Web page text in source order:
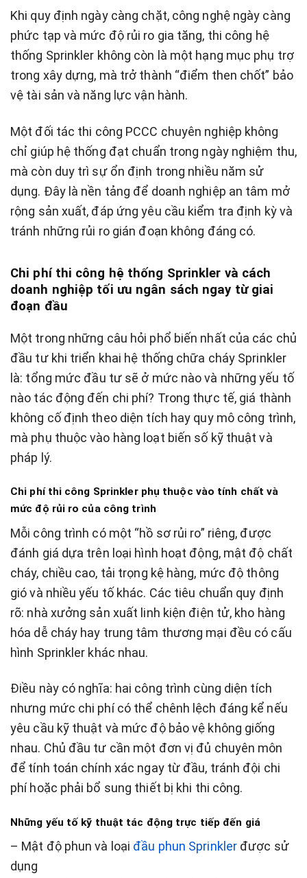
Khi quy định ngày càng chặt, công nghệ ngày càng
phức tạp và mức độ rủi ro gia tăng, thi công hệ
thống Sprinkler không còn là một hạng mục phụ trợ
trong xây dựng, mà trở thành “điểm then chốt” bảo
vệ tài sản và năng lực vận hành.
Một đối tác thi công PCCC chuyên nghiệp không
chỉ giúp hệ thống đạt chuẩn trong ngày nghiệm thu,
mà còn duy trì sự ổn định trong nhiều năm sử
dụng. Đây là nền tảng để doanh nghiệp an tâm mở
rộng sản xuất, đáp ứng yêu cầu kiểm tra định kỳ và
tránh những rủi ro gián đoạn không đáng có.
Chi phí thi công hệ thống Sprinkler và cách
doanh nghiệp tối ưu ngân sách ngay từ giai
đoạn đầu
Một trong những câu hỏi phổ biến nhất của các chủ
đầu tư khi triển khai hệ thống chữa cháy Sprinkler
là: tổng mức đầu tư sẽ ở mức nào và những yếu tố
nào tác động đến chi phí? Trong thực tế, giá thành
không cố định theo diện tích hay quy mô công trình,
mà phụ thuộc vào hàng loạt biến số kỹ thuật và
pháp lý.
Chi phí thi công Sprinkler phụ thuộc vào tính chất và
mức độ rủi ro của công trình
Mỗi công trình có một “hồ sơ rủi ro” riêng, được
đánh giá dựa trên loại hình hoạt động, mật độ chất
cháy, chiều cao, tải trọng kệ hàng, mức độ thông
gió và nhiều yếu tố khác. Các tiêu chuẩn quy định
rõ: nhà xưởng sản xuất linh kiện điện tử, kho hàng
hóa dễ cháy hay trung tâm thương mại đều có cấu
hình Sprinkler khác nhau.
Điều này có nghĩa: hai công trình cùng diện tích
nhưng mức chi phí có thể chênh lệch đáng kể nếu
yêu cầu kỹ thuật và mức độ bảo vệ không giống
nhau. Chủ đầu tư cần một đơn vị đủ chuyên môn
để tính toán chính xác ngay từ đầu, tránh đội chi
phí hoặc phải bổ sung thiết bị khi thi công.
Những yếu tố kỹ thuật tác động trực tiếp đến giá
– Mật độ phun và loại đầu phun Sprinkler được sử
dụng